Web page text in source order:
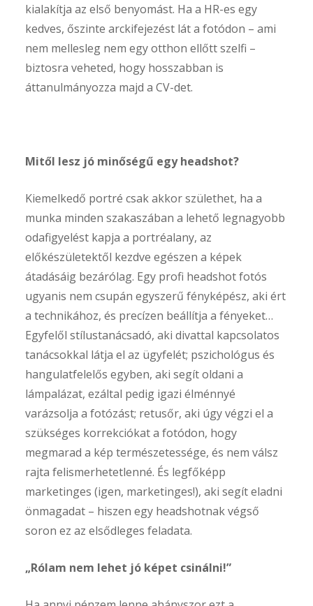
kialakítja az első benyomást. Ha a HR-es egy
kedves, őszinte arckifejezést lát a fotódon – ami
nem mellesleg nem egy otthon ellőtt szelfi –
biztosra veheted, hogy hosszabban is
áttanulmányozza majd a CV-det.
Mitől lesz jó minőségű egy headshot?
Kiemelkedő portré csak akkor születhet, ha a
munka minden szakaszában a lehető legnagyobb
odafigyelést kapja a portréalany, az
előkészületektől kezdve egészen a képek
átadásáig bezárólag. Egy profi headshot fotós
ugyanis nem csupán egyszerű fényképész, aki ért
a technikához, és precízen beállítja a fényeket…
Egyfelől stílustanácsadó, aki divattal kapcsolatos
tanácsokkal látja el az ügyfelét; pszichológus és
hangulatfelelős egyben, aki segít oldani a
lámpalázat, ezáltal pedig igazi élménnyé
varázsolja a fotózást; retusőr, aki úgy végzi el a
szükséges korrekciókat a fotódon, hogy
megmarad a kép természetessége, és nem válsz
rajta felismerhetetlenné. És legfőképp
marketinges (igen, marketinges!), aki segít eladni
önmagadat – hiszen egy headshotnak végső
soron ez az elsődleges feladata.
„Rólam nem lehet jó képet csinálni!”